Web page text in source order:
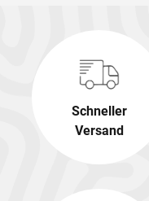
Schneller
Versand